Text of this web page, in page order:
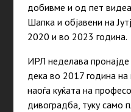
добивме и од пет
Шапка и објавени на
2020 и во 2023 година.
ИРЛ неделава
дека во 2017 година на
наоѓа куќата на
дивоградба, туку само